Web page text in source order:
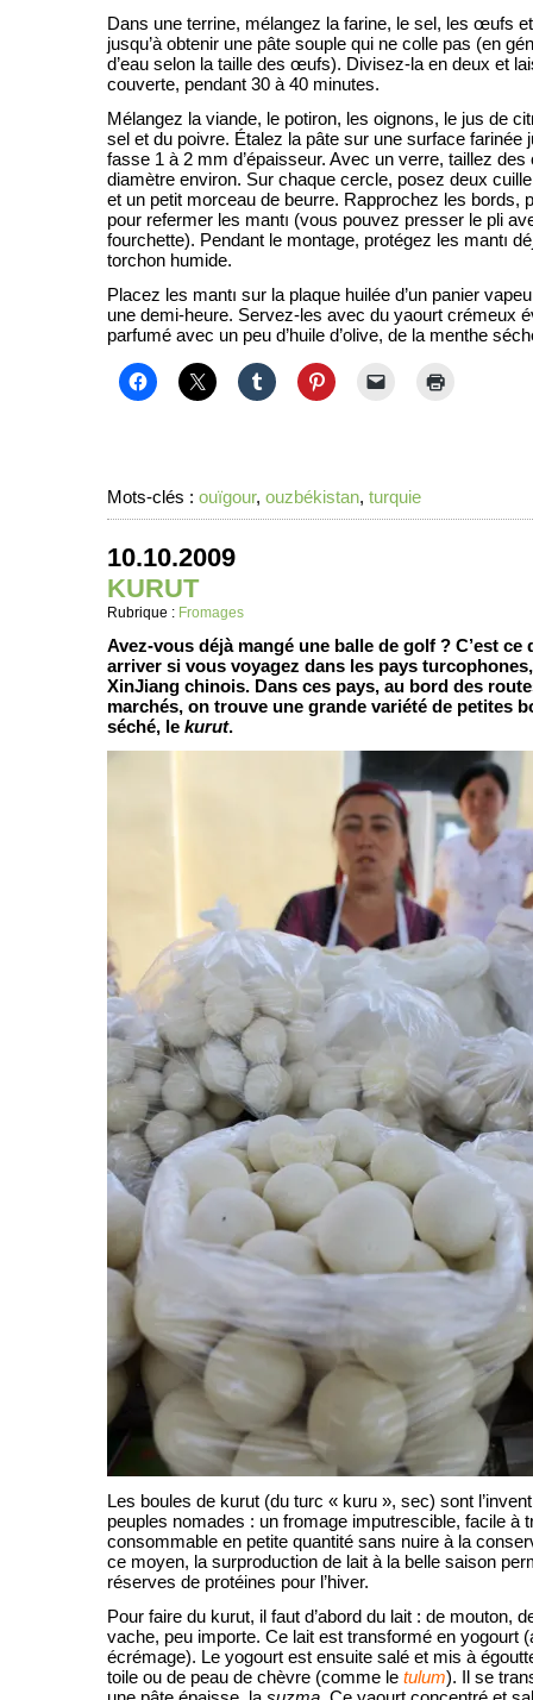
Dans une terrine, mélangez la farine, le sel, les œufs et
jusqu’à obtenir une pâte souple qui ne colle pas (en
d’eau selon la taille des œufs). Divisez-la en deux et
couverte, pendant 30 à 40 minutes.
Mélangez la viande, le potiron, les oignons, le jus de
sel et du poivre. Étalez la pâte sur une surface farinée
fasse 1 à 2 mm d’épaisseur. Avec un verre, taillez
diamètre environ. Sur chaque cercle, posez deux
et un petit morceau de beurre. Rapprochez les bords,
pour refermer les mantı (vous pouvez presser le pli
fourchette). Pendant le montage, protégez les mantı
torchon humide.
Placez les mantı sur la plaque huilée d’un panier
une demi-heure. Servez-les avec du yaourt crémeux
parfumé avec un peu d’huile d’olive, de la menthe
Mots-clés : ouïgour, ouzbékistan, turquie
10.10.2009
KURUT
Rubrique : Fromages
Avez-vous déjà mangé une balle de golf ? C’est
arriver si vous voyagez dans les pays
XinJiang chinois. Dans ces pays, au bord des
marchés, on trouve une grande variété de petites
séché, le kurut.
Les boules de kurut (du turc « kuru », sec) sont
peuples nomades : un fromage imputrescible, facile à
consommable en petite quantité sans nuire à la
ce moyen, la surproduction de lait à la belle saison
réserves de protéines pour l’hiver.
Pour faire du kurut, il faut d’abord du lait : de mouton,
vache, peu importe. Ce lait est transformé en yogourt
écrémage). Le yogourt est ensuite salé et mis à
toile ou de peau de chèvre (comme le tulum). Il se